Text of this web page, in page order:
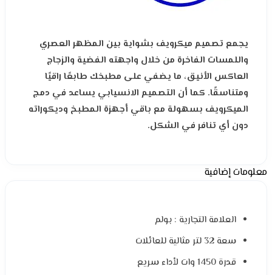
يجمع تصميم ميكرويف بشواية بين المظهر العصري
واللمسات الفاخرة من خلال واجهته الفضية والزجاج
العاكس الأنيق، ما يضفي على مطبخك طابعًا راقيًا
ومتناسقًا. كما أن التصميم الانسيابي يساعد في دمج
الميكرويف بسهولة مع باقي أجهزة المطبخ وديكوراته
دون أي تنافر في الشكل.
معلومات إضافية
العلامة التجارية : بولم
سعة 32 لتر مثالية للعائلات
قدرة 1450 وات لأداء سريع